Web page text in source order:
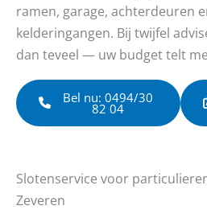
ramen, garage, achterdeuren
kelderingangen. Bij twijfel
dan teveel — uw budget telt
Bel nu: 0494/30
82 04
Slotenservice voor
Zeveren